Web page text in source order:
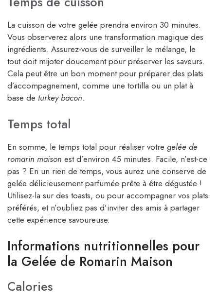
La cuisson de votre gelée prendra environ 30 minutes.
Vous observerez alors une transformation magique des
ingrédients. Assurez-vous de surveiller le mélange, le
tout doit mijoter doucement pour préserver les saveurs.
Cela peut être un bon moment pour préparer des plats
d’accompagnement, comme une tortilla ou un plat à
base de turkey bacon.
Temps total
En somme, le temps total pour réaliser votre gelée de
romarin maison est d’environ 45 minutes. Facile, n’est-ce
pas ? En un rien de temps, vous aurez une conserve de
gelée délicieusement parfumée prête à être dégustée !
Utilisez-la sur des toasts, ou pour accompagner vos plats
préférés, et n’oubliez pas d’inviter des amis à partager
cette expérience savoureuse.
Informations nutritionnelles pour
la Gelée de Romarin Maison
Calories